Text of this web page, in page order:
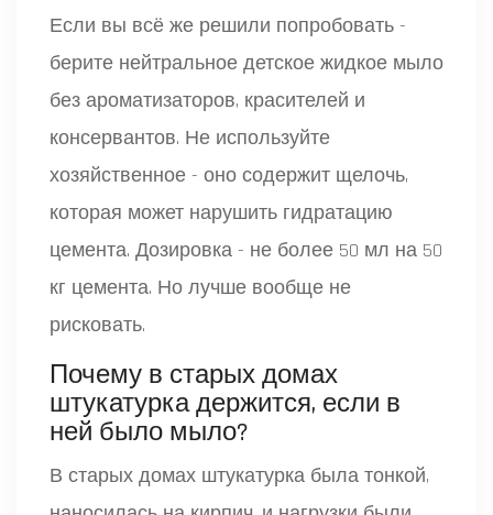
Если вы всё же решили попробовать -
берите нейтральное детское жидкое мыло
без ароматизаторов, красителей и
консервантов. Не используйте
хозяйственное - оно содержит щелочь,
которая может нарушить гидратацию
цемента. Дозировка - не более 50 мл на 50
кг цемента. Но лучше вообще не
рисковать.
Почему в старых домах
штукатурка держится, если в
ней было мыло?
В старых домах штукатурка была тонкой,